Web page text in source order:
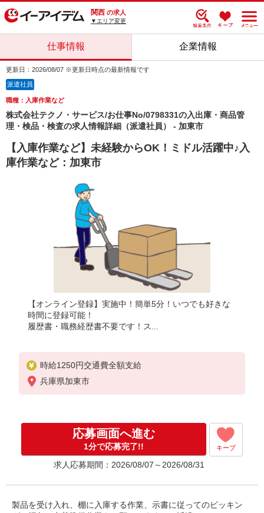
関西 の求人
▼エリア変更
仕事情報 企業情報
更新日：2026/08/07 ※更新日時点の最新情報です
派遣社員
職種：入庫作業など
株式会社テクノ・サービス/お仕事No/0798331の入出庫・商品管
理・検品・検査の求人情報詳細（派遣社員） - 加東市
【入庫作業など】未経験からOK！ミドル活躍中♪入
庫作業など：加東市
【オンライン登録】実施中！簡単5分！いつでも好きな
時間に登録可能！
履歴書・職務経歴書不要です！ス...
時給1250円交通費全額支給
兵庫県加東市
応募画面へ進む
1分で応募完了!! キープ
求人応募期間：2026/08/07～2026/08/31
製品を受け入れ、棚に入庫する作業、示書に従ってのピッキン